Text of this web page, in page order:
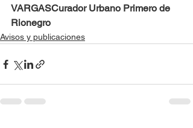
VARGASCurador Urbano Primero de
Rionegro
Avisos y publicaciones